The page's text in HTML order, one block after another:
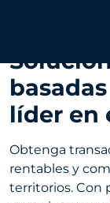
líder en
Obtenga
rentables y
territorios. Con